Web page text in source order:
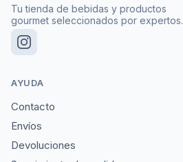
Tu tienda de bebidas y productos
gourmet seleccionados por expertos.
AYUDA
Contacto
Envíos
Devoluciones